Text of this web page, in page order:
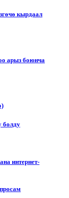
кырдаал
арыз боюнча
болду
интернет-